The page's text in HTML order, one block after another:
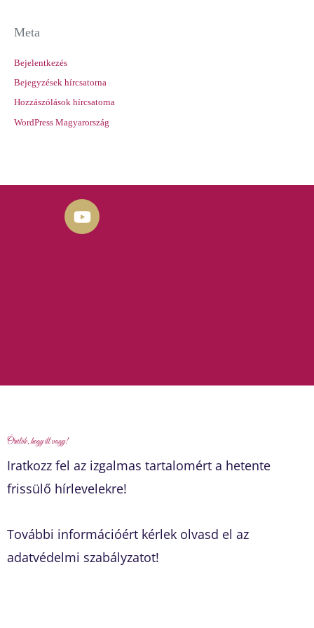
Meta
Bejelentkezés
Bejegyzések hírcsatorna
Hozzászólások hírcsatorna
WordPress Magyarország
Y
o
Örülök, hogy itt vagy!
Iratkozz fel az izgalmas tartalomért a hetente
frissülő hírlevelekre!
További információért kérlek olvasd el az
adatvédelmi szabályzatot!